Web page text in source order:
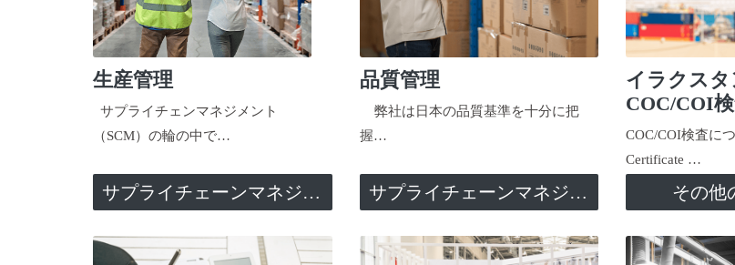
生産管理
サプライチェンマネジメント
（SCM）の輪の中で…
サプライチェーンマネジメント
品質管理
弊社は日本の品質基準を十分に把
握…
サプライチェーンマネジメント
イラクスタ
COC/COI
COC/COI検査に
Certificate …
その他